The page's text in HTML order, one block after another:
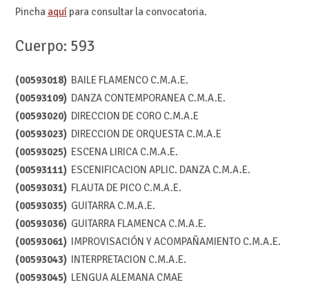
Pincha aquípara consultar la convocatoria.
Cuerpo: 593
(00593018) BAILE FLAMENCO C.M.A.E.
(00593109) DANZA CONTEMPORANEA C.M.A.E.
(00593020) DIRECCION DE CORO C.M.A.E
(00593023) DIRECCION DE ORQUESTA C.M.A.E
(00593025) ESCENA LIRICA C.M.A.E.
(00593111) ESCENIFICACION APLIC. DANZA C.M.A.E.
(00593031) FLAUTA DE PICO C.M.A.E.
(00593035) GUITARRA C.M.A.E.
(00593036) GUITARRA FLAMENCA C.M.A.E.
(00593061) IMPROVISACIÓN Y ACOMPAÑAMIENTO C.M.A.E.
(00593043) INTERPRETACION C.M.A.E.
(00593045) LENGUA ALEMANA CMAE